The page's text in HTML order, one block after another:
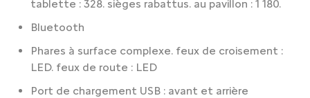
tablette : 328. sièges rabattus. au pavillon : 1 180.
Bluetooth
Phares à surface complexe. feux de croisement :
LED. feux de route : LED
Port de chargement USB : avant et arrière